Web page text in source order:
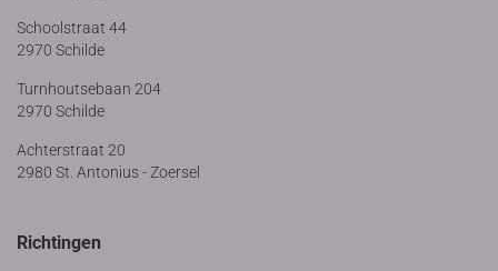
Schoolstraat 44
2970 Schilde
Turnhoutsebaan 204
2970 Schilde
Achterstraat 20
2980 St. Antonius - Zoersel
Richtingen